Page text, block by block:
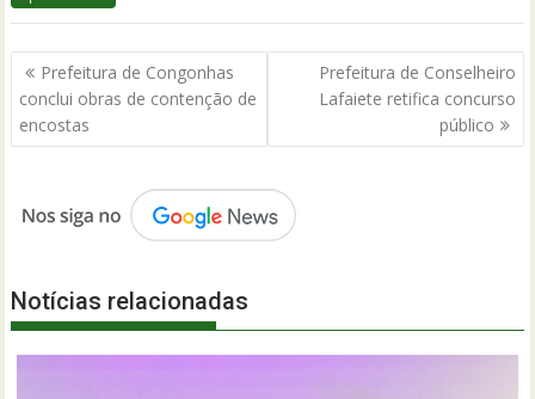
Navegação
de
Post
Prefeitura de Congonhas
conclui obras de contenção de
encostas
Prefeitura de Conselheiro
Lafaiete retifica concurso
público
Notícias relacionadas